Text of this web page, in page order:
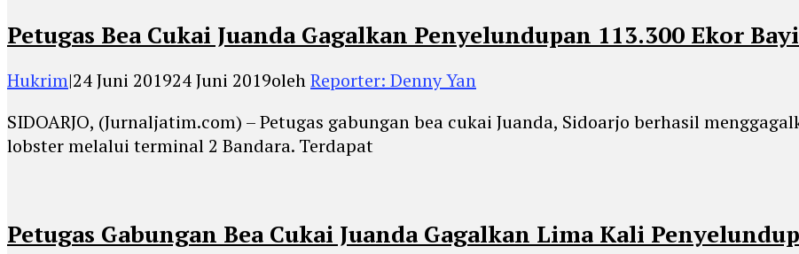
Petugas Bea Cukai Juanda Gagalkan Penyelundupan 113.300 Ekor
Hukrim|24 Juni 201924 Juni 2019olehReporter: Denny Yan
SIDOARJO, (Jurnaljatim.com) – Petugas gabungan bea cukai Juanda, Sidoarjo berhasil
lobster melalui terminal 2 Bandara. Terdapat
Petugas Gabungan Bea Cukai Juanda Gagalkan Lima Kali